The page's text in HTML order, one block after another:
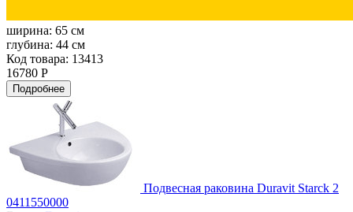
ширина: 65 см
глубина: 44 см
Код товара: 13413
16780 Р
Подробнее
Подвесная раковина Duravit Starck 2
0411550000